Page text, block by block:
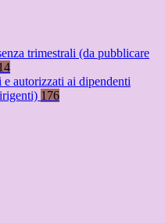
trimestrali (da pubblicare
autorizzati ai dipendenti
176